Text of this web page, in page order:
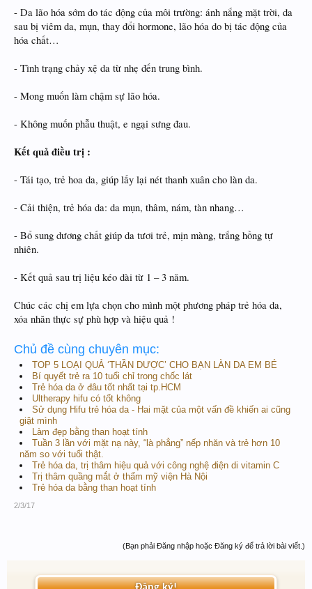
- Da lão hóa sớm do tác động của môi trường: ánh nắng mặt trời, da
sau bị viêm da, mụn, thay đổi hormone, lão hóa do bị tác động của
hóa chất…
- Tình trạng chảy xệ da từ nhẹ đến trung bình.
- Mong muốn làm chậm sự lão hóa.
- Không muốn phẫu thuật, e ngại sưng đau.
Kết quả điều trị :
- Tái tạo, trẻ hoa da, giúp lấy lại nét thanh xuân cho làn da.
- Cải thiện, trẻ hóa da: da mụn, thâm, nám, tàn nhang…
- Bổ sung dương chất giúp da tươi trẻ, mịn màng, trắng hồng tự
nhiên.
- Kết quả sau trị liệu kéo dài từ 1 – 3 năm.
Chúc các chị em lựa chọn cho mình một phương pháp trẻ hóa da,
xóa nhăn thực sự phù hợp và hiệu quả !
Chủ đề cùng chuyên mục:
TOP 5 LOẠI QUẢ ‘THẦN DƯỢC’ CHO BẠN LÀN DA EM BÉ
Bí quyết trẻ ra 10 tuổi chỉ trong chốc lát
Trẻ hóa da ở đâu tốt nhất tại tp.HCM
Ultherapy hifu có tốt không
Sử dụng Hifu trẻ hóa da - Hai mặt của một vấn đề khiến ai cũng
giật mình
Làm đẹp bằng than hoạt tính
Tuần 3 lần với mặt nạ này, “là phẳng” nếp nhăn và trẻ hơn 10
năm so với tuổi thật.
Trẻ hóa da, trị thâm hiệu quả với công nghệ điện di vitamin C
Trị thâm quầng mắt ở thẩm mỹ viện Hà Nội
Trẻ hóa da bằng than hoạt tính
2/3/17
(Bạn phải Đăng nhập hoặc Đăng ký để trả lời bài viết.)